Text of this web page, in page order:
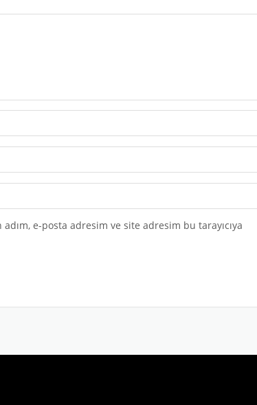
e-posta adresim ve site adresim bu tarayıcıya